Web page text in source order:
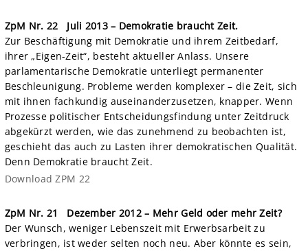
ZpM Nr. 22
Juli 2013 – Demokratie braucht Zeit.
Zur Beschäftigung mit Demokratie und ihrem Zeitbedarf,
ihrer „Eigen-Zeit“, besteht aktueller Anlass. Unsere
parlamentarische Demokratie unterliegt permanenter
Beschleunigung. Probleme werden komplexer – die Zeit, sich
mit ihnen fachkundig auseinanderzusetzen, knapper. Wenn
Prozesse politischer Entscheidungsfindung unter Zeitdruck
abgekürzt werden, wie das zunehmend zu beobachten ist,
geschieht das auch zu Lasten ihrer demokratischen Qualität.
Denn Demokratie braucht Zeit.
Download ZPM 22
ZpM Nr. 21
Dezember 2012 – Mehr Geld oder mehr Zeit?
Der Wunsch, weniger Lebenszeit mit Erwerbsarbeit zu
verbringen, ist weder selten noch neu. Aber könnte es sein,